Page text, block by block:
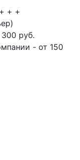
+ +
руб.
- от 150